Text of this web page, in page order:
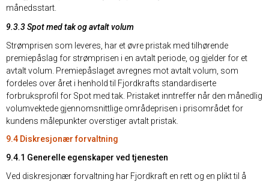
månedsstart.
9.3.3 Spot med tak og avtalt volum
Strømprisen som leveres, har et øvre pristak med tilhørende
premiepåslag for strømprisen i en avtalt periode, og gjelder for et
avtalt volum. Premiepåslaget avregnes mot avtalt volum, som
fordeles over året i henhold til Fjordkrafts standardiserte
forbruksprofil for Spot med tak. Pristaket inntreffer når den månedlig
volumvektede gjennomsnittlige områdeprisen i prisområdet for
kundens målepunkter overstiger avtalt pristak.
9.4 Diskresjonær forvaltning
9.4.1 Generelle egenskaper ved tjenesten
Ved diskresjonær forvaltning har Fjordkraft en rett og en plikt til å